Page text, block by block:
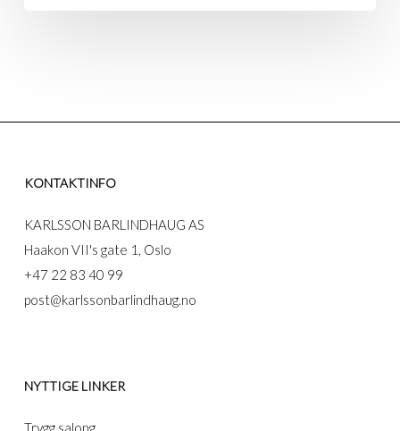
KONTAKTINFO
KARLSSON BARLINDHAUG AS
Haakon VII's gate 1, Oslo
+47 22 83 40 99
post@karlssonbarlindhaug.no
NYTTIGE LINKER
Trygg salong